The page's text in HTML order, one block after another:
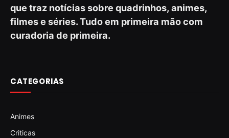
que traz notícias sobre quadrinhos, animes,
filmes e séries. Tudo em primeira mão com
curadoria de primeira.
CATEGORIAS
Animes
Criticas